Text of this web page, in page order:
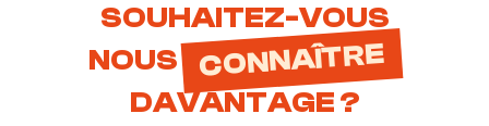
SOUHAITEZ-VOUS
NOUS CONNAÎTRE
DAVANTAGE ?